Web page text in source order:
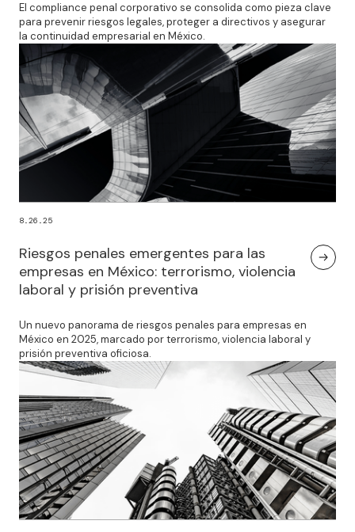
El compliance penal corporativo se consolida como pieza clave
para prevenir riesgos legales, proteger a directivos y asegurar
la continuidad empresarial en México.
8.26.25
Riesgos penales emergentes para las
empresas en México: terrorismo, violencia
laboral y prisión preventiva
Un nuevo panorama de riesgos penales para empresas en
México en 2025, marcado por terrorismo, violencia laboral y
prisión preventiva oficiosa.